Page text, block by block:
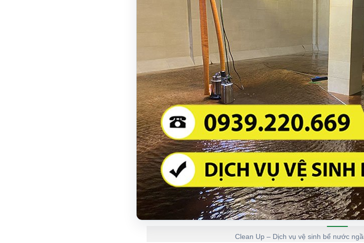
Clean Up – Dịch vụ vệ sinh bể nước